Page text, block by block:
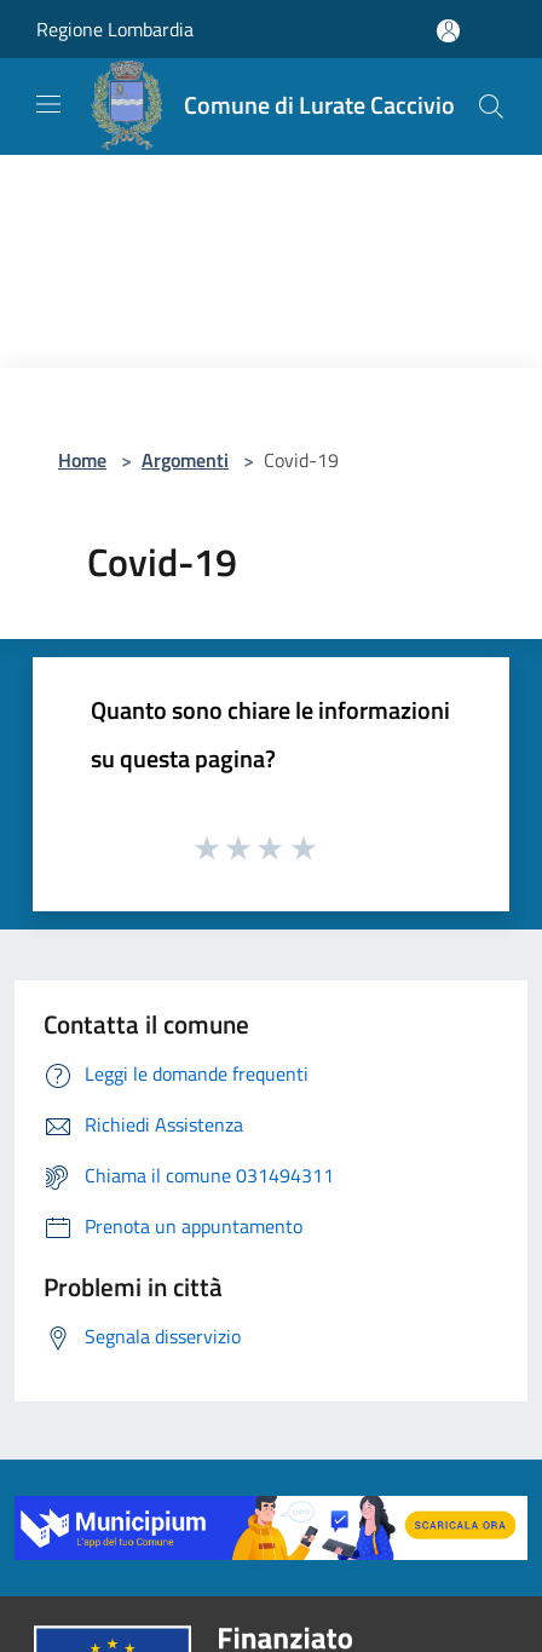
Regione Lombardia
Comune di Lurate Caccivio
Home > Argomenti > Covid-19
Covid-19
Quanto sono chiare le informazioni
su questa pagina?
Contatta il comune
Leggi le domande frequenti
Richiedi Assistenza
Chiama il comune 031494311
Prenota un appuntamento
Problemi in città
Segnala disservizio